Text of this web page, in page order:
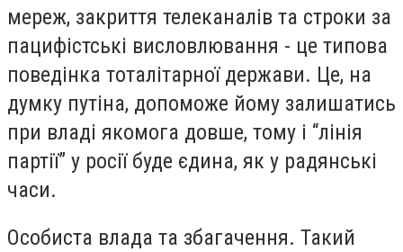
мереж, закриття телеканалів та строки за
пацифістські висловлювання - це типова
поведінка тоталітарної держави. Це, на
думку путіна, допоможе йому залишатись
при владі якомога довше, тому і “лінія
партії” у росії буде єдина, як у радянські
часи.
Особиста влада та збагачення. Такий